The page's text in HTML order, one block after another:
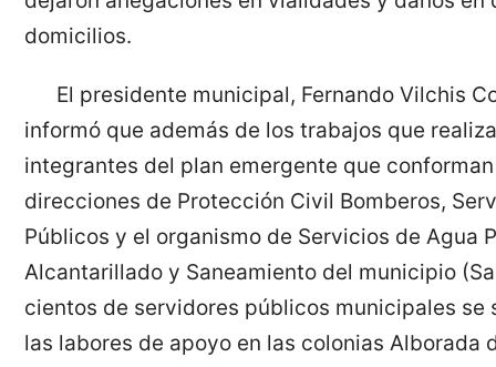
domicilios.
El presidente municipal, Fernando Vilchis
informó que además de los trabajos que
integrantes del plan emergente que
direcciones de Protección Civil Bomberos,
Públicos y el organismo de Servicios de Agua
Alcantarillado y Saneamiento del municipio
cientos de servidores públicos municipales se
las labores de apoyo en las colonias Alborada